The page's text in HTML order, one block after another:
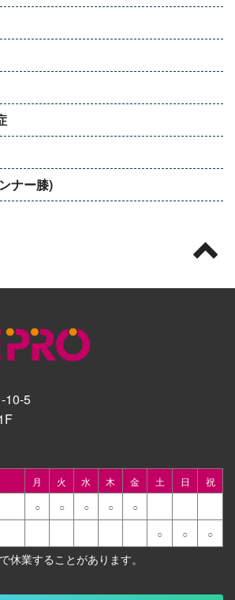
ナー膝)
10-5
月 火 水 木 金 土 日 祝
○ ○ ○ ○ ○
○ ○ ○
休業することがあります。